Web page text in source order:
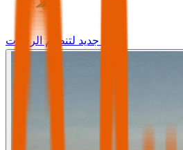
وجه جديد لتنظيم الرحلات